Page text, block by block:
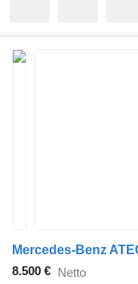
Mercedes-Benz
8.500 € Netto